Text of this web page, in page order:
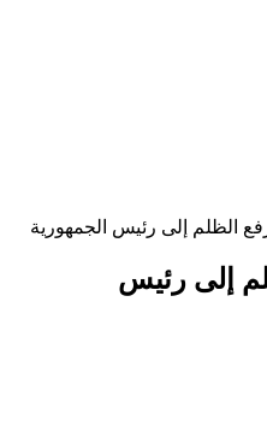
الظلم إلى رئيس الجمهورية
إلى رئيس